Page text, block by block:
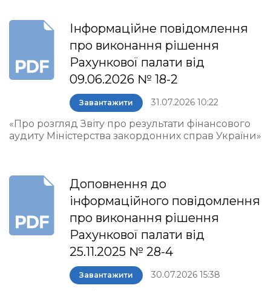
Інформаційне повідомлення
про виконання рішення
Рахункової палати від
09.06.2026 № 18-2
Завантажити 31.07.2026 10:22
«Про розгляд Звіту про результати фінансового
аудиту Міністерства закордонних справ України»
Доповнення до
інформаційного повідомлення
про виконання рішення
Рахункової палати від
25.11.2025 № 28-4
Завантажити 30.07.2026 15:38